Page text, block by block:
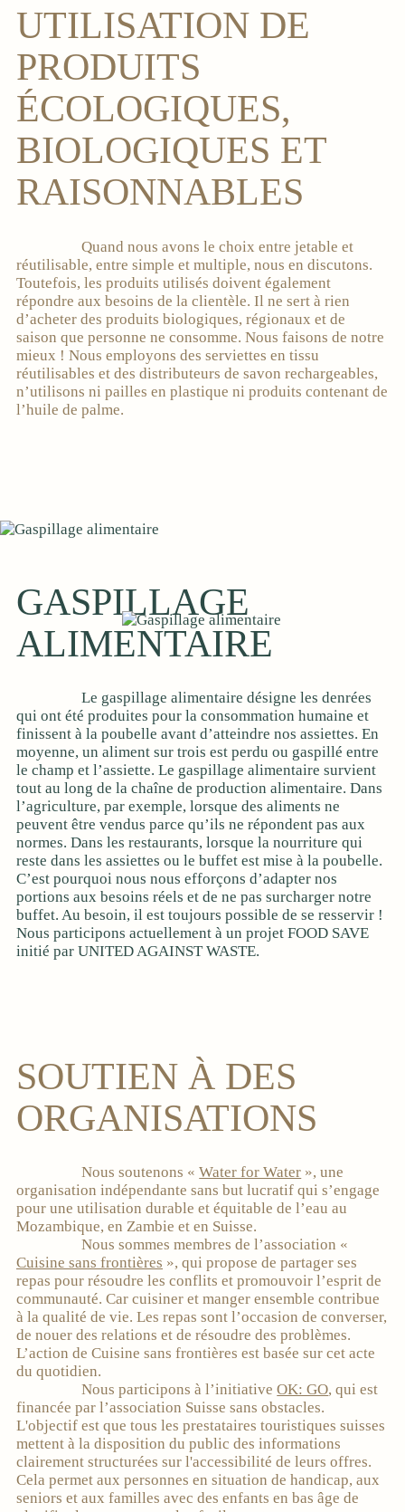
UTILISATION DE
PRODUITS
ÉCOLOGIQUES,
BIOLOGIQUES ET
RAISONNABLES
Quand nous avons le choix entre jetable et
réutilisable, entre simple et multiple, nous en discutons.
Toutefois, les produits utilisés doivent également
répondre aux besoins de la clientèle. Il ne sert à rien
d’acheter des produits biologiques, régionaux et de
saison que personne ne consomme. Nous faisons de notre
mieux ! Nous employons des serviettes en tissu
réutilisables et des distributeurs de savon rechargeables,
n’utilisons ni pailles en plastique ni produits contenant de
l’huile de palme.
GASPILLAGE
ALIMENTAIRE
Le gaspillage alimentaire désigne les denrées
qui ont été produites pour la consommation humaine et
finissent à la poubelle avant d’atteindre nos assiettes. En
moyenne, un aliment sur trois est perdu ou gaspillé entre
le champ et l’assiette. Le gaspillage alimentaire survient
tout au long de la chaîne de production alimentaire. Dans
l’agriculture, par exemple, lorsque des aliments ne
peuvent être vendus parce qu’ils ne répondent pas aux
normes. Dans les restaurants, lorsque la nourriture qui
reste dans les assiettes ou le buffet est mise à la poubelle.
C’est pourquoi nous nous efforçons d’adapter nos
portions aux besoins réels et de ne pas surcharger notre
buffet. Au besoin, il est toujours possible de se resservir !
Nous participons actuellement à un projet FOOD SAVE
initié par UNITED AGAINST WASTE.
SOUTIEN À DES
ORGANISATIONS
Nous soutenons «Water for Water », une
organisation indépendante sans but lucratif qui s’engage
pour une utilisation durable et équitable de l’eau au
Mozambique, en Zambie et en Suisse.
Nous sommes membres de l’association «
Cuisine sans frontières », qui propose de partager ses
repas pour résoudre les conflits et promouvoir l’esprit de
communauté. Car cuisiner et manger ensemble contribue
à la qualité de vie. Les repas sont l’occasion de converser,
de nouer des relations et de résoudre des problèmes.
L’action de Cuisine sans frontières est basée sur cet acte
du quotidien.
Nous participons à l’initiativeOK: GO, qui est‏
financée par l’association Suisse sans obstacles.
L'objectif est que tous les prestataires touristiques suisses
mettent à la disposition du public des informations
clairement structurées sur l'accessibilité de leurs offres.
Cela permet aux personnes en situation de handicap, aux
seniors et aux familles avec des enfants en bas âge de